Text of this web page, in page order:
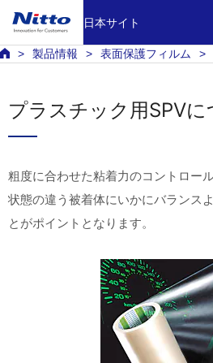
日本サイト
製品情報 表面保護フィルム
プラスチック用SPVに
粗度に合わせた粘着力のコントロー
状態の違う被着体にいかにバランス
とがポイントとなります。